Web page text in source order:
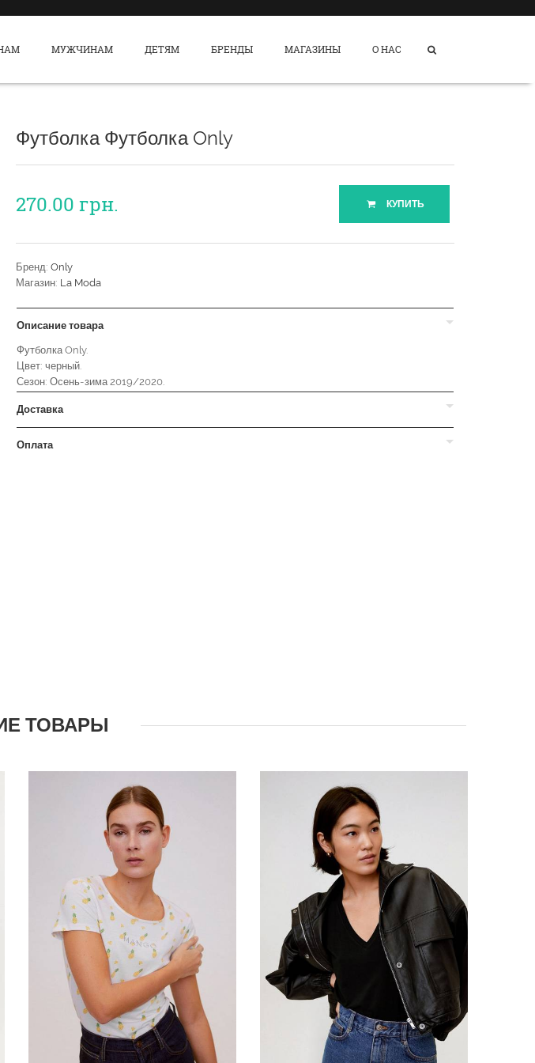
МУЖЧИНАМ ДЕТЯМ БРЕНДЫ МАГАЗИНЫ О НАС
Футболка Футболка Only
270.00 грн. КУПИТЬ
Бренд: Only
Магазин: La Moda
Описание товара
Футболка Only.
Цвет: черный.
Сезон: Осень-зима 2019/2020.
Доставка
Оплата
ТОВАРЫ